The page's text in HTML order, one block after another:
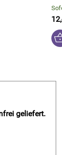
geliefert.